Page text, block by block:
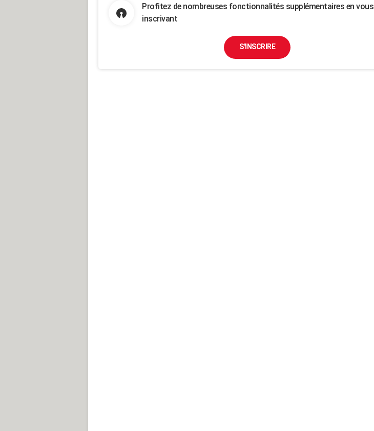
Profitez de nombreuses fonctionnalités supplémentaires en vous
inscrivant
S'INSCRIRE